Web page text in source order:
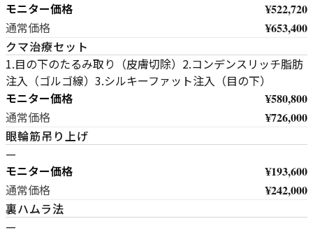
モニター価格 ¥522,720
通常価格 ¥653,400
クマ治療セット
1.目の下のたるみ取り（皮膚切除）2.コンデンスリッチ脂肪
注入（ゴルゴ線）3.シルキーファット注入（目の下）
モニター価格 ¥580,800
通常価格 ¥726,000
眼輪筋吊り上げ
—
モニター価格 ¥193,600
通常価格 ¥242,000
裏ハムラ法
—